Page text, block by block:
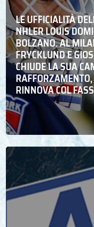
LE UFFICIALITÀ
NHLER LOUIS
BOLZANO. AL
FRYCKLUND E
CHIUDE LA SUA
RINNOVA COL